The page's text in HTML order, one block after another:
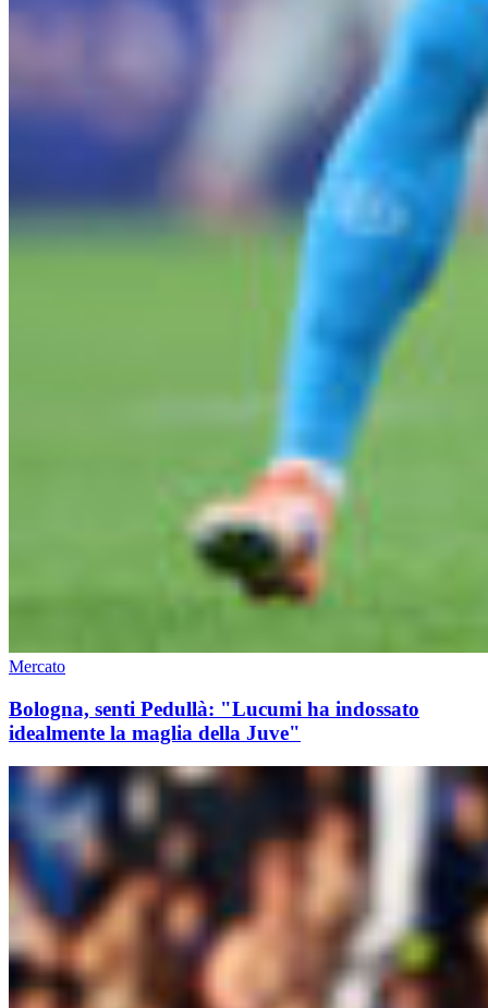
Mercato
Bologna, senti Pedullà: "Lucumi ha indossato
idealmente la maglia della Juve"